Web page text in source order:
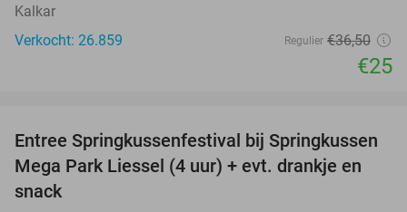
Kalkar
Verkocht: 26.859
Regulier €36,50
€25
53%
Entree Springkussenfestival bij Springkussen
Mega Park Liessel (4 uur) + evt. drankje en
snack